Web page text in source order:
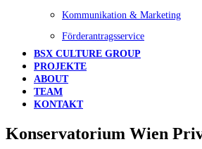
Kommunikation & Marketing
Förderantragsservice
BSX CULTURE GROUP
PROJEKTE
ABOUT
TEAM
KONTAKT
Konservatorium Wien